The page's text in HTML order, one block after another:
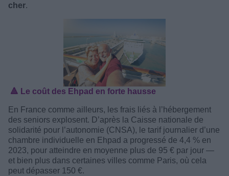
cher.
🔺 Le coût des Ehpad en forte hausse
En France comme ailleurs, les frais liés à l’hébergement
des seniors explosent. D’après la Caisse nationale de
solidarité pour l’autonomie (CNSA), le tarif journalier d’une
chambre individuelle en Ehpad a progressé de 4,4 % en
2023, pour atteindre en moyenne plus de 95 € par jour —
et bien plus dans certaines villes comme Paris, où cela
peut dépasser 150 €.